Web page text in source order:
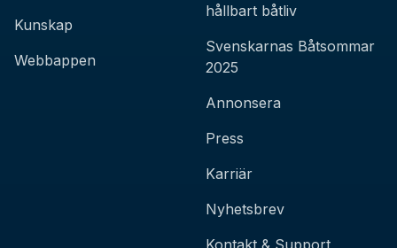
Kunskap
Webbappen
hållbart båtliv
Svenskarnas Båtsommar
2025
Annonsera
Press
Karriär
Nyhetsbrev